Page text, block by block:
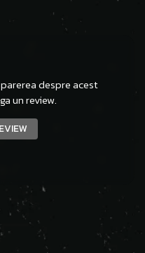
despre acest
un review.